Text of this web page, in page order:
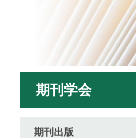
期刊学会
期刊出版